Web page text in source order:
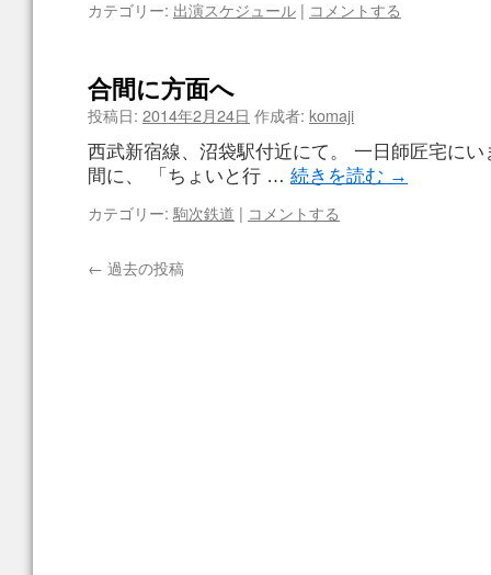
カテゴリー: 出演スケジュール | コメントする
合間に方面へ
投稿日: 2014年2月24日 作成者: komaji
西武新宿線、沼袋駅付近にて。 一日師匠宅に
間に、 「ちょいと行 … 続きを読む →
カテゴリー: 駒次鉄道 | コメントする
← 過去の投稿